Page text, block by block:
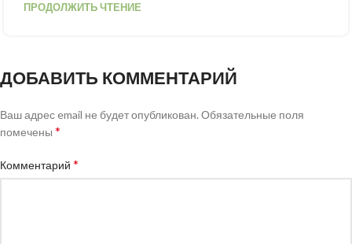
ПРОДОЛЖИТЬ ЧТЕНИЕ
ДОБАВИТЬ КОММЕНТАРИЙ
Ваш адрес email не будет опубликован.Обязательные поля
помечены *
Комментарий *